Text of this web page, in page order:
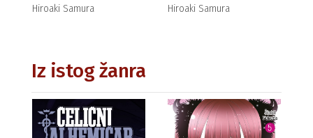
Hiroaki Samura Hiroaki Samura
Iz istog žanra